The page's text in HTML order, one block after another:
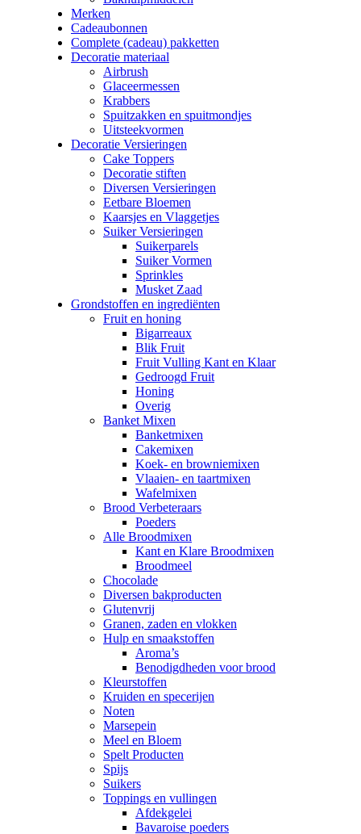
Merken
Cadeaubonnen
Complete (cadeau) pakketten
Decoratie materiaal
Airbrush
Glaceermessen
Krabbers
Spuitzakken en spuitmondjes
Uitsteekvormen
Decoratie Versieringen
Cake Toppers
Decoratie stiften
Diversen Versieringen
Eetbare Bloemen
Kaarsjes en Vlaggetjes
Suiker Versieringen
Suikerparels
Suiker Vormen
Sprinkles
Musket Zaad
Grondstoffen en ingrediënten
Fruit en honing
Bigarreaux
Blik Fruit
Fruit Vulling Kant en Klaar
Gedroogd Fruit
Honing
Overig
Banket Mixen
Banketmixen
Cakemixen
Koek- en browniemixen
Vlaaien- en taartmixen
Wafelmixen
Brood Verbeteraars
Poeders
Alle Broodmixen
Kant en Klare Broodmixen
Broodmeel
Chocolade
Diversen bakproducten
Glutenvrij
Granen, zaden en vlokken
Hulp en smaakstoffen
Aroma’s
Benodigdheden voor brood
Kleurstoffen
Kruiden en specerijen
Noten
Marsepein
Meel en Bloem
Spelt Producten
Spijs
Suikers
Toppings en vullingen
Afdekgelei
Bavaroise poeders